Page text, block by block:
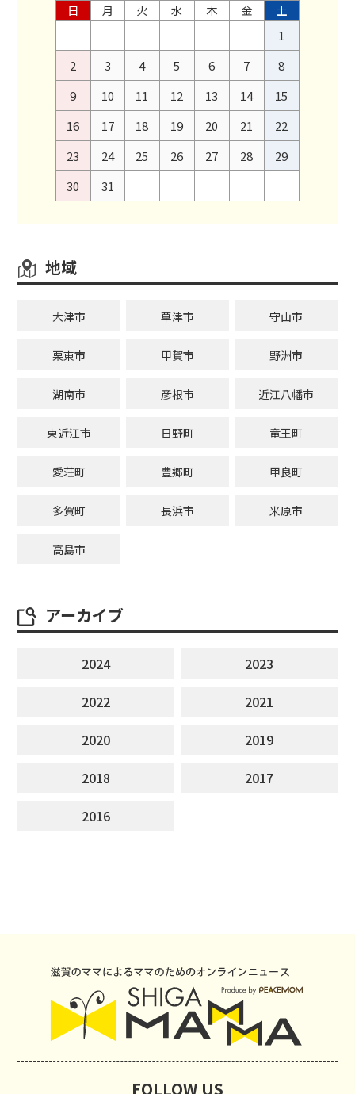
日 月 火 水 木 金
土
1
2
3 4 5 6 7
8
9
10 11 12 13 14
15
16
17 18 19 20 21
22
23
24 25 26 27 28
29
30
31
地域
大津市 草津市 守山市
栗東市 甲賀市 野洲市
湖南市 彦根市 近江八幡市
東近江市 日野町 竜王町
愛荘町 豊郷町 甲良町
多賀町 長浜市 米原市
高島市
アーカイブ
2024
2023
2022
2021
2020
2019
2018
2017
2016
FOLLOW US